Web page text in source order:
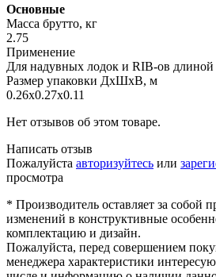
Основные
Масса брутто, кг
2.75
Применение
Для надувных лодок и RIB-ов
Размер упаковки ДхШхВ, м
0.26x0.27x0.11
Нет отзывов об этом товаре.
Написать отзыв
Пожалуйста авторизуйтесь или
просмотра
* Производитель оставляет за собой
изменений в конструктивные
комплектацию и дизайн.
Пожалуйста, перед совершением
менеджера характеристики